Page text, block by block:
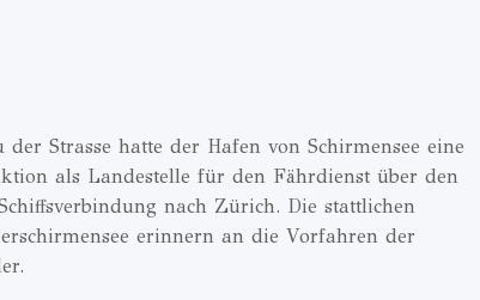
der Strasse hatte der Hafen von Schirmensee eine
als Landestelle für den Fährdienst über den
nach Zürich. Die stattlichen
erinnern an die Vorfahren der